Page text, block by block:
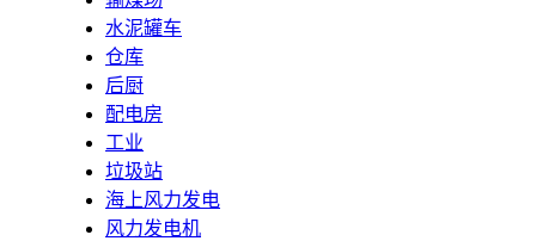
水泥罐车
仓库
后厨
配电房
工业
垃圾站
海上风力发电
风力发电机